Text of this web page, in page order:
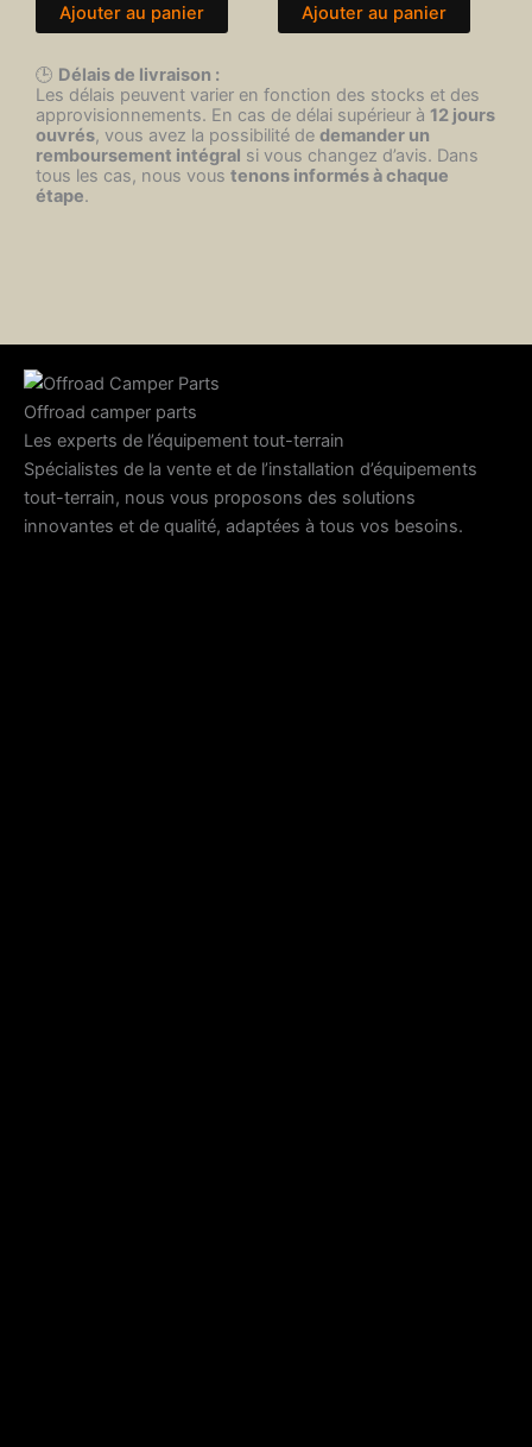
Ajouter au panier Ajouter au panier
🕒 Délais de livraison :
Les délais peuvent varier en fonction des stocks et des
approvisionnements. En cas de délai supérieur à 12 jours
ouvrés, vous avez la possibilité de demander un
remboursement intégral si vous changez d’avis. Dans
tous les cas, nous vous tenons informés à chaque
étape.
Offroad camper parts
Les experts de l’équipement tout-terrain
Spécialistes de la vente et de l’installation d’équipements
tout-terrain, nous vous proposons des solutions
innovantes et de qualité, adaptées à tous vos besoins.